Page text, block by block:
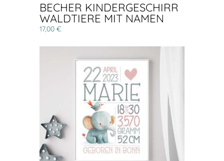
BECHER KINDERGESCHIRR
WALDTIERE MIT NAMEN
17,00 €